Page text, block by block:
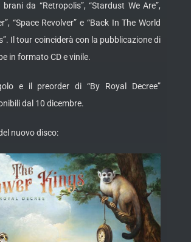
da “Retropolis”, “Stardust We Are”,
“Space Revolver” e “Back In The World
Il tour coinciderà con la pubblicazione di
in formato CD e vinile.
e il preorder di “By Royal Decree”
dal 10 dicembre.
nuovo disco: